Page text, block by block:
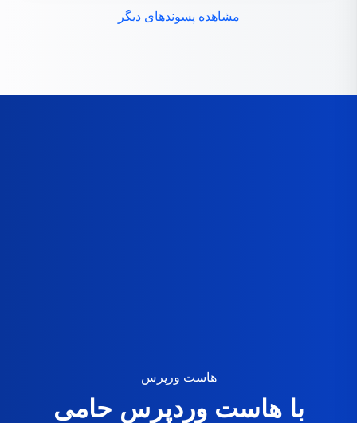
مشاهده پسوندهای ديگر
هاست ورپرس
با هاست وردپرس حامی